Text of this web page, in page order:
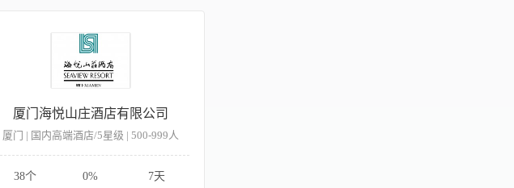
厦门海悦山庄酒店有限公司
厦门 | 国内高端酒店/5星级 | 500-999人
38个 0% 7天